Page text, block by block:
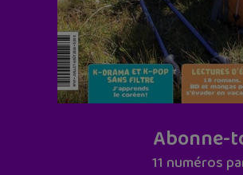
Abonne-
11 numéros